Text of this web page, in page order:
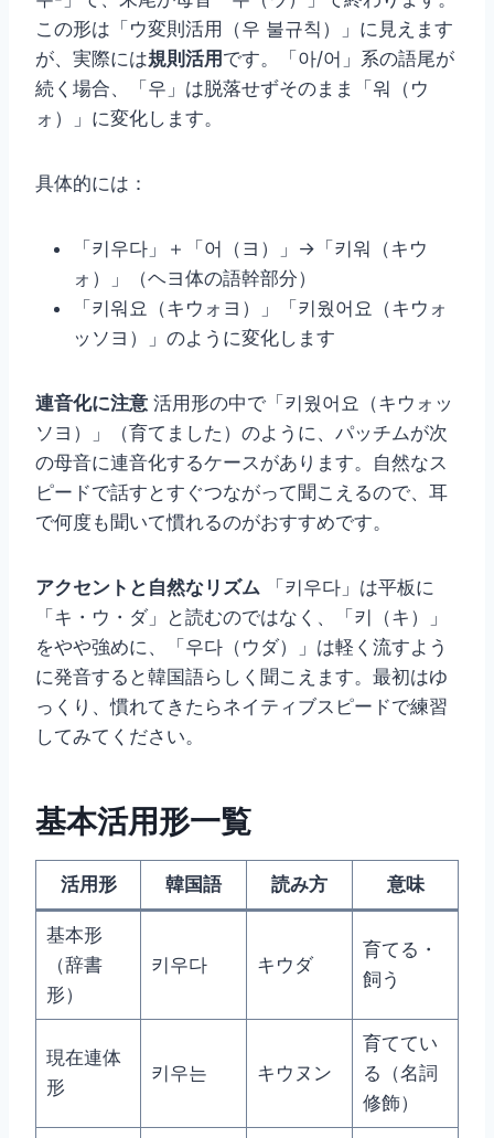
この形は「ウ変則活用（우 불규칙）」に見えます
が、実際には規則活用です。「아/어」系の語尾が
続く場合、「우」は脱落せずそのまま「워（ウ
ォ）」に変化します。
具体的には：
「키우다」＋「어（ヨ）」→「키워（キウ
ォ）」（ヘヨ体の語幹部分）
「키워요（キウォヨ）」「키웠어요（キウォ
ッソヨ）」のように変化します
連音化に注意 活用形の中で「키웠어요（キウォッ
ソヨ）」（育てました）のように、パッチムが次
の母音に連音化するケースがあります。自然なス
ピードで話すとすぐつながって聞こえるので、耳
で何度も聞いて慣れるのがおすすめです。
アクセントと自然なリズム 「키우다」は平板に
「キ・ウ・ダ」と読むのではなく、「키（キ）」
をやや強めに、「우다（ウダ）」は軽く流すよう
に発音すると韓国語らしく聞こえます。最初はゆ
っくり、慣れてきたらネイティブスピードで練習
してみてください。
基本活用形一覧
活用形 韓国語 読み方 意味
基本形
（辞書
形）
키우다 キウダ
育てる・
飼う
現在連体
形
키우는 キウヌン
育ててい
る（名詞
修飾）